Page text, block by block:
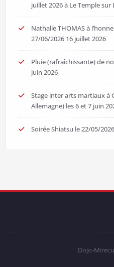
juillet 2026 à Le Temple sur
Nathalie THOMAS à
27/06/2026 16 juillet 2026
Pluie (rafraîchissante) de
juin 2026
Stage inter arts martiaux à
Allemagne) les 6 et 7 juin
Soirée Shiatsu le 22/05/2026
Dojo-